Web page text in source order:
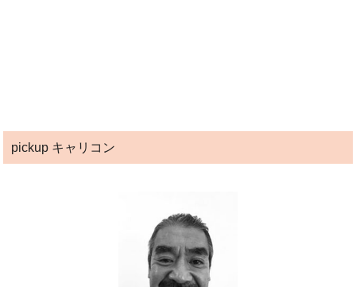
pickup キャリコン